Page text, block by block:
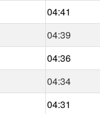
04:41
04:39
04:36
04:34
04:31